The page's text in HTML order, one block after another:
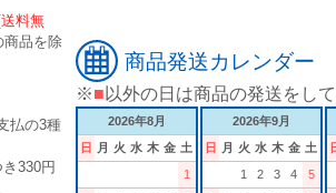
料無
品を除
払の3種
330円
商品発送カレンダー
※■以外の日は商品の発送をして
2026年8月
日 月 火 水 木 金 土
1
2026年9月
日 月 火 水 木 金 土
1
2 3 4
5